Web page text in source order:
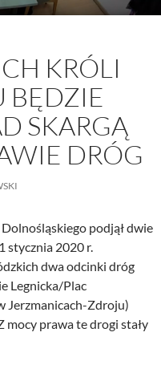
KRÓLI
BĘDZIE
SKARGĄ
DRÓG
podjął dwie
stycznia 2020 r.
dwa odcinki dróg
Legnicka/Plac
Jerzmanicach-Zdroju)
mocy prawa te drogi stały